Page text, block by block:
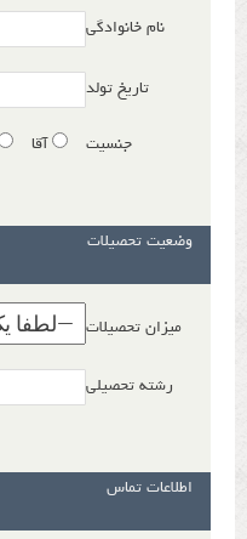
نام خانوادگی
تاریخ تولد
جنسیت آقا
وضعیت تحصیلات
میزان تحصیلات
رشته تحصیلی
اطلاعات تماس